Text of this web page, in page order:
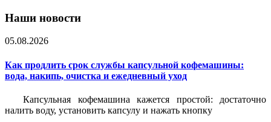
Наши новости
05.08.2026
Как продлить срок службы капсульной кофемашины:
вода, накипь, очистка и ежедневный уход
Капсульная кофемашина кажется простой: достаточно
налить воду, установить капсулу и нажать кнопку